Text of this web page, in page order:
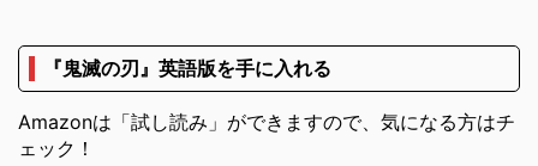
『鬼滅の刃』英語版を手に入れる
Amazonは「試し読み」ができますので、気になる方はチ
ェック！